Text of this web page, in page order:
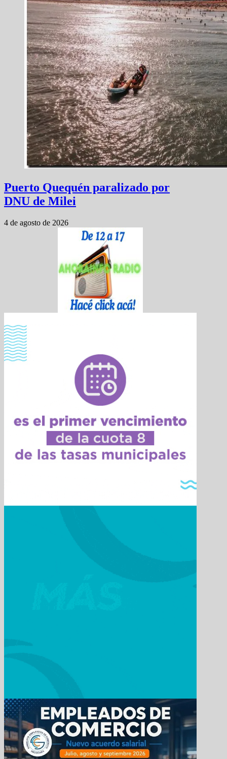
Puerto Quequén paralizado por
DNU de Milei
4 de agosto de 2026